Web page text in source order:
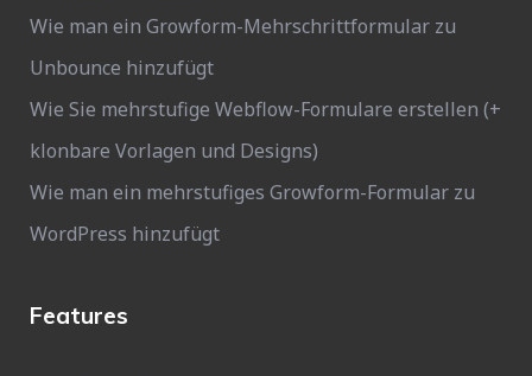
Wie man ein Growform-Mehrschrittformular zu
Unbounce hinzufügt
Wie Sie mehrstufige Webflow-Formulare erstellen (+
klonbare Vorlagen und Designs)
Wie man ein mehrstufiges Growform-Formular zu
WordPress hinzufügt
Features